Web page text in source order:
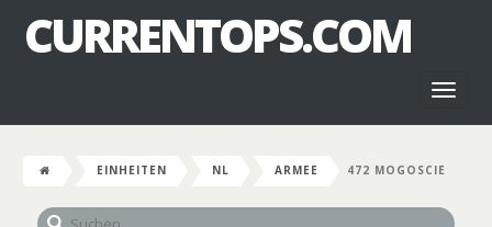
CURRENTOPS.COM
EINHEITEN NL ARMEE 472 MOGOSCIE